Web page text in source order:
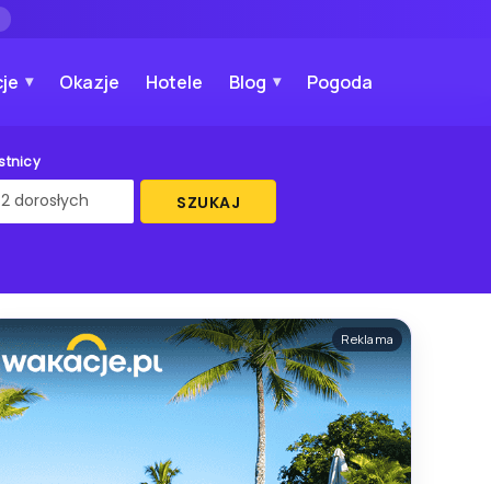
Okazje Hotele Blog Pogoda
SZUKAJ
Reklama